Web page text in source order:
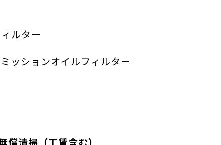
ルター
ッションオイルフィルター
清掃（工賃含む）